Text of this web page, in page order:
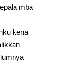
mba
kena